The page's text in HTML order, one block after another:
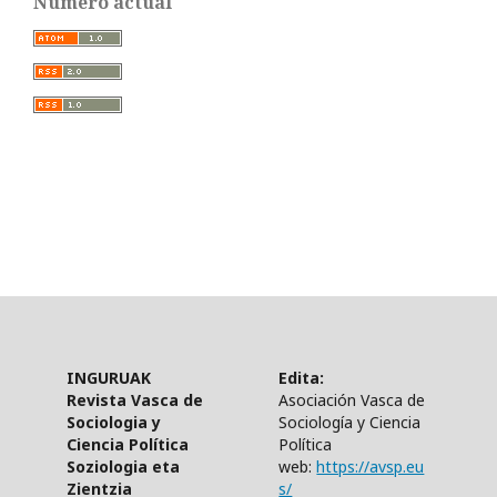
INGURUAK
Revista Vasca de
Sociologia y
Ciencia Política
Soziologia eta
Zientzia
Edita:
Asociación Vasca de
Sociología y Ciencia
Política
web:https://avsp.eu
s/